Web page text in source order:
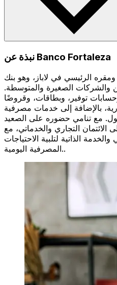
نبذة عن Banco Fortaleza
بنك فورتاليزا عام ١٩٩٢، ومقره الرئيسي في لاباز، وهو بنك
والشركات الصغيرة والمتوسطة.
توفير، وبطاقات، وقروضًا
بالإضافة إلى خدمات مصرفية
مع تنامي حضوره على الصعيد
الائتمان التجاري والخدماتي، مع
الذاتية لتلبية الاحتياجات
المصرفية اليومية..